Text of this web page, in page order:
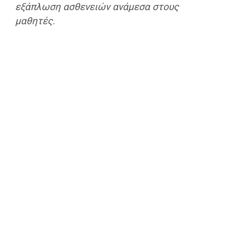
εξάπλωση ασθενειών ανάμεσα στους
μαθητές.